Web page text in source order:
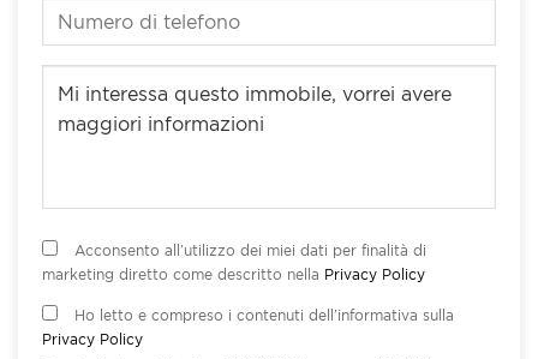
Acconsento all’utilizzo dei miei dati per finalità di
marketing diretto come descritto nella Privacy Policy
Ho letto e compreso i contenuti dell’informativa sulla
Privacy Policy